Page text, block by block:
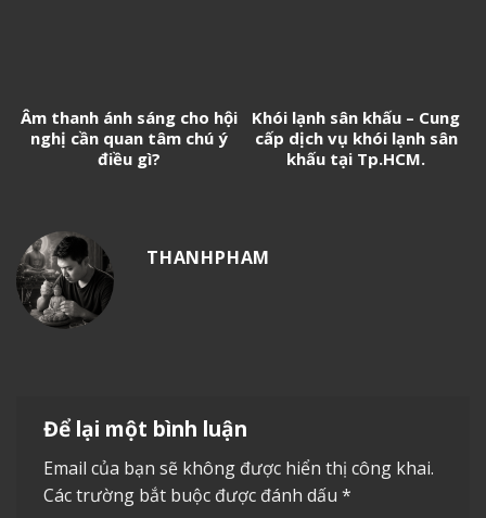
Âm thanh ánh sáng cho hội
nghị cần quan tâm chú ý
điều gì?
Khói lạnh sân khấu – Cung
cấp dịch vụ khói lạnh sân
khấu tại Tp.HCM.
THANHPHAM
Để lại một bình luận
Email của bạn sẽ không được hiển thị công khai.
Các trường bắt buộc được đánh dấu *